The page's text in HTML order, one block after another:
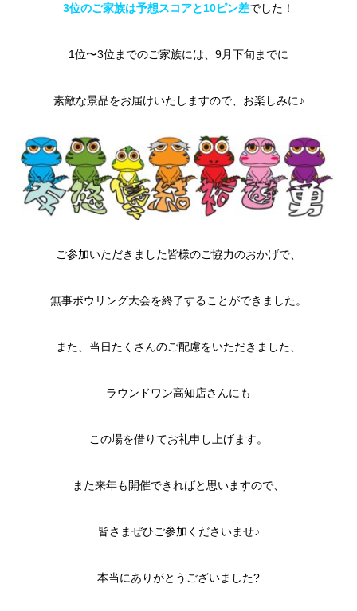
3位のご家族は予想スコアと10ピン差でした！
1位〜3位までのご家族には、9月下旬までに
素敵な景品をお届けいたしますので、お楽しみに♪
ご参加いただきました皆様のご協力のおかげで、
無事ボウリング大会を終了することができました。
また、当日たくさんのご配慮をいただきました、
ラウンドワン高知店さんにも
この場を借りてお礼申し上げます。
また来年も開催できればと思いますので、
皆さまぜひご参加くださいませ♪
本当にありがとうございました?